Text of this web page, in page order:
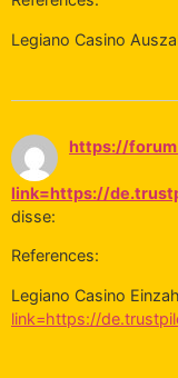
Legiano Casino
https://
link=https://
disse:
References:
Legiano Casino
link=https://